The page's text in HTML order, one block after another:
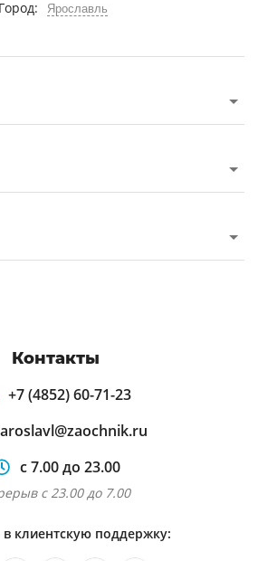
Город: Ярославль
Контакты
+7 (4852) 60-71-23
с 7.00 до 23.00
с 23.00 до 7.00
в клиентскую поддержку: